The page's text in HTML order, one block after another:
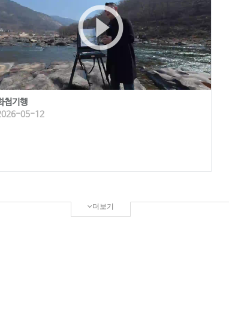
play_circle_outline
첩기행
05-12
더보기